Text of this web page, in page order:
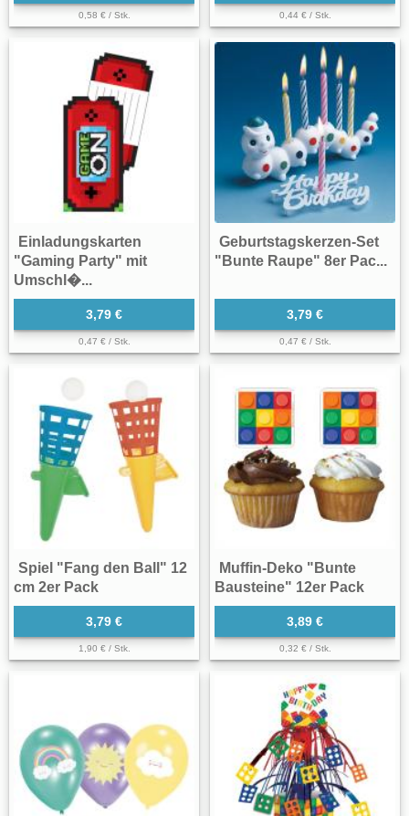
0,58 € / Stk. 0,44 € / Stk.
Einladungskarten
"Gaming Party" mit
Umschl�...
3,79 €
0,47 € / Stk.
Geburtstagskerzen-Set
"Bunte Raupe" 8er Pac...
3,79 €
0,47 € / Stk.
Spiel "Fang den Ball" 12
cm 2er Pack
3,79 €
1,90 € / Stk.
Muffin-Deko "Bunte
Bausteine" 12er Pack
3,89 €
0,32 € / Stk.